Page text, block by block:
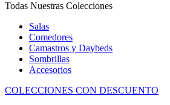
Todas Nuestras Colecciones
Salas
Comedores
Camastros y Daybeds
Sombrillas
Accesorios
COLECCIONES CON DESCUENTO